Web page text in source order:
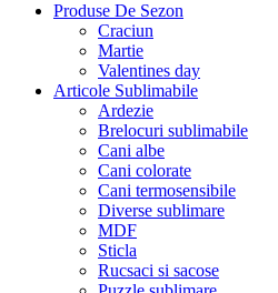
Produse De Sezon
Craciun
Martie
Valentines day
Articole Sublimabile
Ardezie
Brelocuri sublimabile
Cani albe
Cani colorate
Cani termosensibile
Diverse sublimare
MDF
Sticla
Rucsaci si sacose